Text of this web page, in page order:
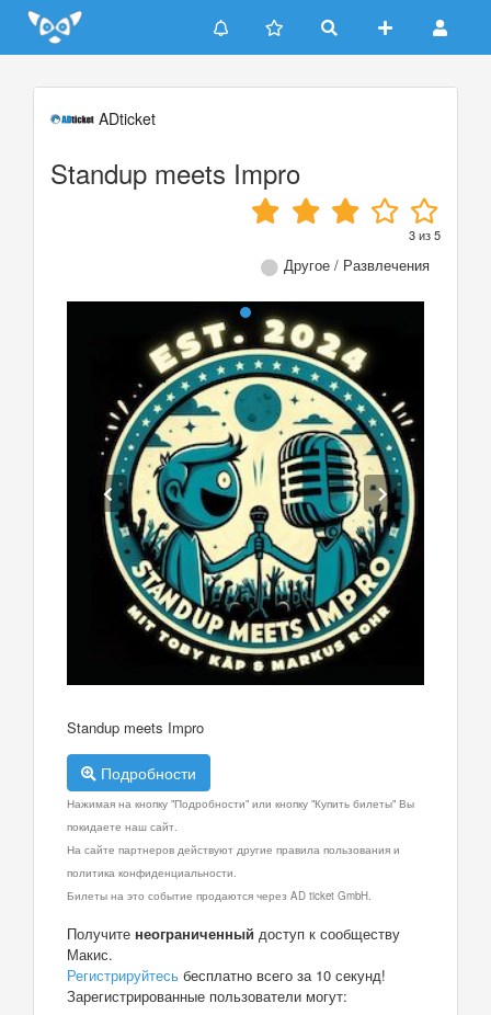
Update cookies preferences
ADticket
Standup meets Impro
3из5
Другое / Развлечения
Standup meets Impro
Подробности
Нажимая на кнопку "Подробности" или кнопку "Купить билеты" Вы
покидаете наш сайт.
На сайте партнеров действуют другие правила пользования и
политика конфиденциальности.
Билеты на это событие продаются через AD ticket GmbH.
Получите неограниченный доступ к сообществу
Макис.
Регистрируйтесь бесплатно всего за 10 секунд!
Зарегистрированные пользователи могут: